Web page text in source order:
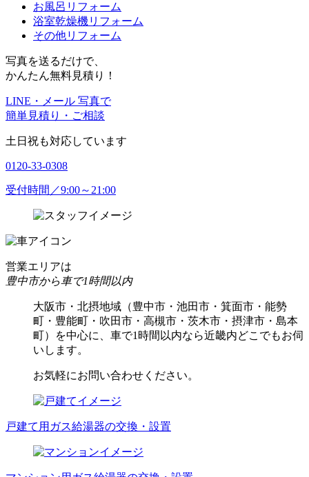
お風呂リフォーム
浴室乾燥機リフォーム
その他リフォーム
写真を送るだけで、
かんたん無料見積り！
LINE・メール 写真で
簡単見積り・ご相談
土日祝も対応しています
0120-33-0308
受付時間／9:00～21:00
営業エリアは
豊中市から車で1時間以内
大阪市・北摂地域（豊中市・池田市・箕面市・能勢
町・豊能町・吹田市・高槻市・茨木市・摂津市・島本
町）を中心に、車で1時間以内なら近畿内どこでもお伺
いします。
お気軽にお問い合わせください。
戸建て用ガス給湯器の交換・設置